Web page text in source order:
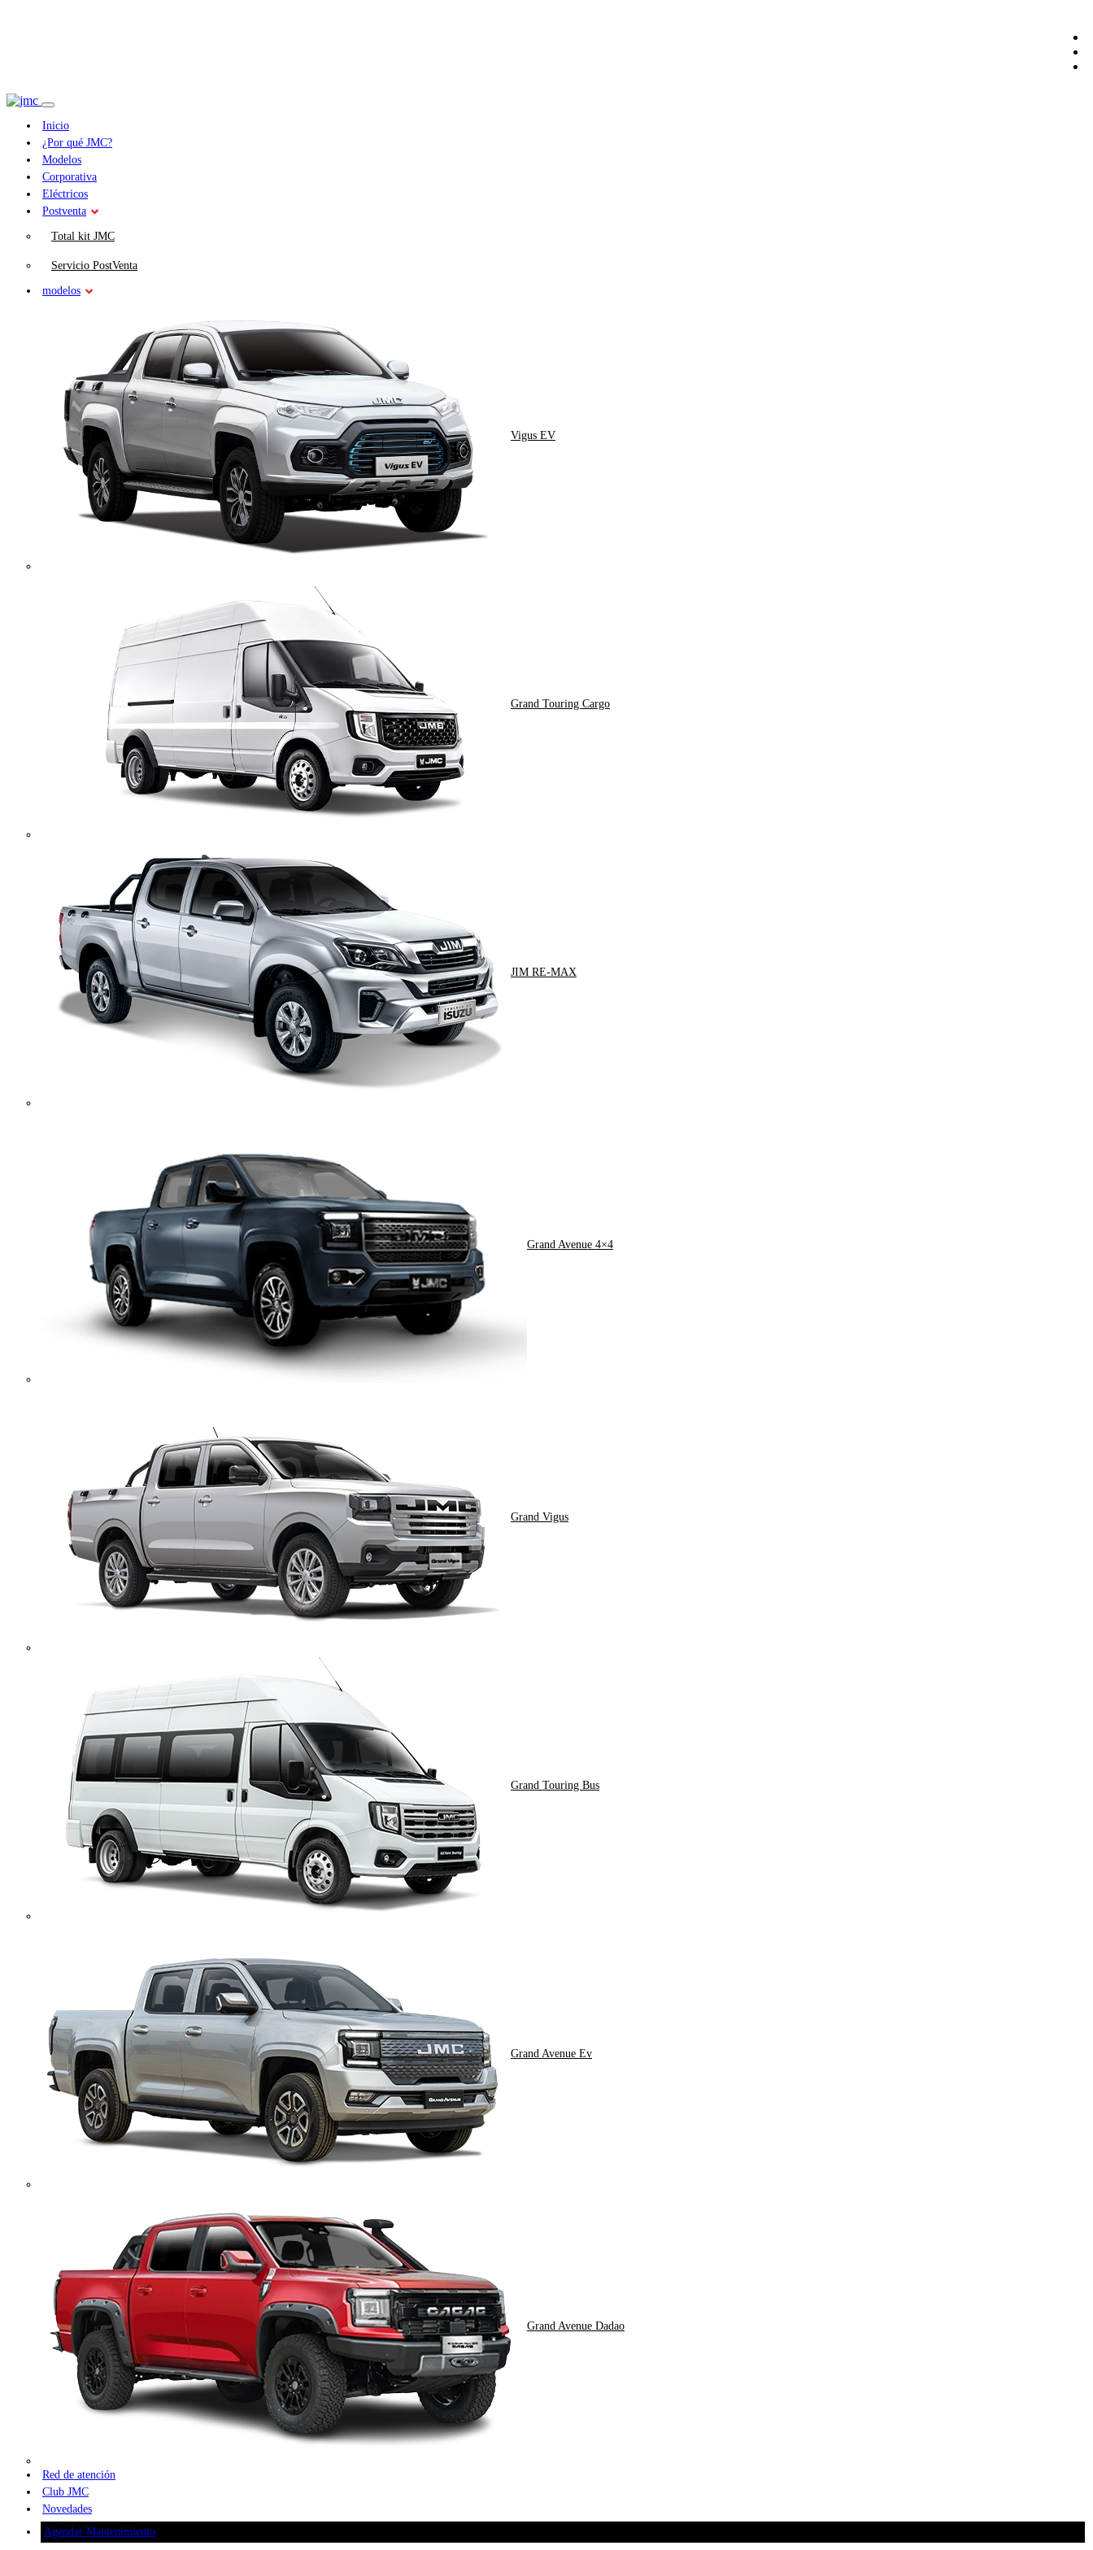
Inicio
¿Por qué JMC?
Modelos
Corporativa
Eléctricos
Postventa
Total kit JMC
Servicio PostVenta
modelos
Vigus EV
Grand Touring Cargo
JIM RE-MAX
Grand Avenue 4×4
Grand Vigus
Grand Touring Bus
Grand Avenue Ev
Grand Avenue Dadao
Red de atención
Club JMC
Novedades
Agendar Mantenimiento